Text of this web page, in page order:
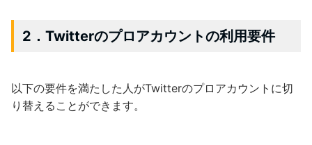
2．Twitterのプロアカウントの利用要件
以下の要件を満たした人がTwitterのプロアカウントに切
り替えることができます。